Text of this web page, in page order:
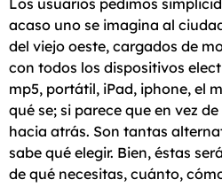
Los usuarios pedimos
acaso uno se imagina al
del viejo oeste, cargados de
con todos los dispositivos
mp5, portátil, iPad, iphone, el
qué se; si parece que en vez
hacia atrás. Son tantas
sabe qué elegir. Bien, éstas
de qué necesitas, cuánto,